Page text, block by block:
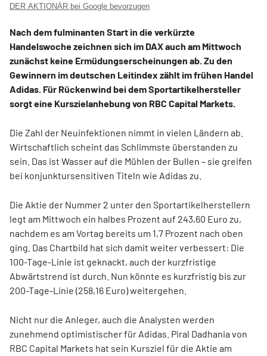
DER AKTIONÄR bei Google bevorzugen
Nach dem fulminanten Start in die verkürzte
Handelswoche zeichnen sich im DAX auch am Mittwoch
zunächst keine Ermüdungserscheinungen ab. Zu den
Gewinnern im deutschen Leitindex zählt im frühen Handel
Adidas. Für Rückenwind bei dem Sportartikelhersteller
sorgt eine Kurszielanhebung von RBC Capital Markets.
Die Zahl der Neuinfektionen nimmt in vielen Ländern ab.
Wirtschaftlich scheint das Schlimmste überstanden zu
sein. Das ist Wasser auf die Mühlen der Bullen – sie greifen
bei konjunktursensitiven Titeln wie Adidas zu.
Die Aktie der Nummer 2 unter den Sportartikelherstellern
legt am Mittwoch ein halbes Prozent auf 243,60 Euro zu,
nachdem es am Vortag bereits um 1,7 Prozent nach oben
ging. Das Chartbild hat sich damit weiter verbessert: Die
100-Tage-Linie ist geknackt, auch der kurzfristige
Abwärtstrend ist durch. Nun könnte es kurzfristig bis zur
200-Tage-Linie (258,16 Euro) weitergehen.
Nicht nur die Anleger, auch die Analysten werden
zunehmend optimistischer für Adidas. Piral Dadhania von
RBC Capital Markets hat sein Kursziel für die Aktie am